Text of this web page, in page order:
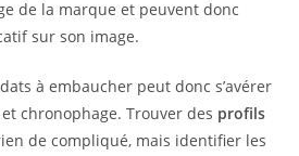
de la marque et peuvent donc
sur son image.
à embaucher peut donc s’avérer
chronophage. Trouver des profils
de compliqué, mais identifier les